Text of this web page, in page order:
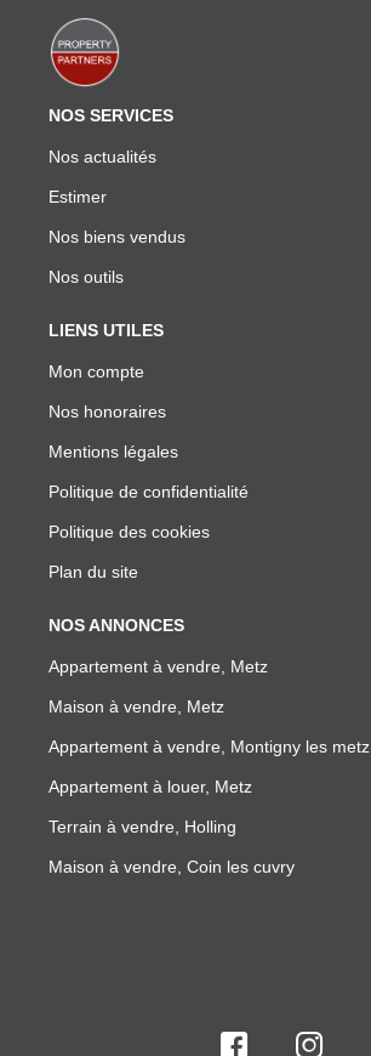
NOS SERVICES
Nos actualités
Estimer
Nos biens vendus
Nos outils
LIENS UTILES
Mon compte
Nos honoraires
Mentions légales
Politique de confidentialité
Politique des cookies
Plan du site
NOS ANNONCES
Appartement à vendre, Metz
Maison à vendre, Metz
Appartement à vendre, Montigny les metz
Appartement à louer, Metz
Terrain à vendre, Holling
Maison à vendre, Coin les cuvry